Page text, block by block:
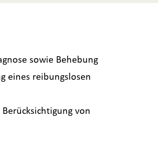
sowie Behebung
eines reibungslosen
von